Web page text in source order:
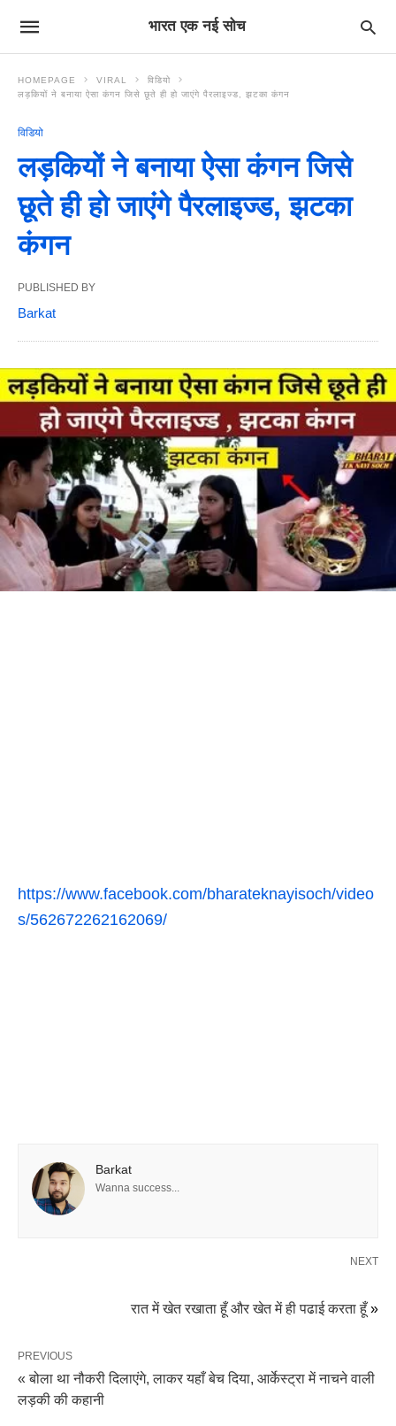
भारत एक नई सोच
HOMEPAGE VIRAL
विडियो
लड़कियों ने बनाया ऐसा कंगन जिसे छूते ही हो जाएंगे पैरलाइज्ड, झटका कंगन
विडियो
लड़कियों ने बनाया ऐसा कंगन जिसे
छूते ही हो जाएंगे पैरलाइज्ड, झटका
कंगन
PUBLISHED BY
Barkat
https://www.facebook.com/bharateknayisoch/video
s/562672262162069/
Barkat
Wanna success...
NEXT
रात में खेत रखाता हूँ और खेत में ही पढाई करता हूँ»
PREVIOUS
«बोला था नौकरी दिलाएंगे, लाकर यहाँ बेच दिया, आर्केस्ट्रा में नाचने वाली
लड़की की कहानी